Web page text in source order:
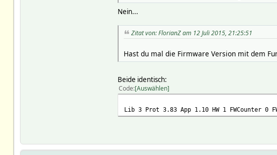
Nein...
Zitat von: FlorianZ am 12 Juli 2015, 21:25:51
Hast du mal die Firmware Version mit dem
Beide identisch:
Code Auswählen
Lib 3 Prot 3.83 App 1.10 HW 1 FWCounter 0